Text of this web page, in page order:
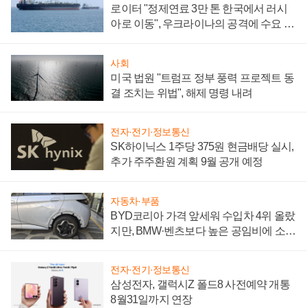
로이터 "정제연료 3만 톤 한국에서 러시
아로 이동", 우크라이나의 공격에 수요 늘
사회
미국 법원 "트럼프 정부 풍력 프로젝트 동
결 조치는 위법", 해제 명령 내려
전자·전기·정보통신
SK하이닉스 1주당 375원 현금배당 실시,
추가 주주환원 계획 9월 공개 예정
자동차·부품
BYD코리아 가격 앞세워 수입차 4위 올랐
지만, BMW·벤츠보다 높은 공임비에 소비
전자·전기·정보통신
삼성전자, 갤럭시Z 폴드8 사전예약 개통
8월31일까지 연장